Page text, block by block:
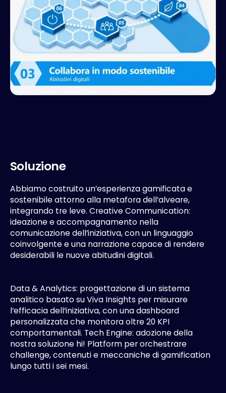
Soluzione
Abbiamo costruito un’esperienza gamificata e
sostenibile attorno alla metafora dell’alveare,
integrando tre leve. Creative Communication:
ideazione e accompagnamento nella
comunicazione dell’iniziativa, con un linguaggio
coinvolgente e una narrazione capace di rendere
desiderabili le nuove abitudini digitali.
Data & Analytics: progettazione di un sistema
analitico basato su Viva Insights per misurare
l’efficacia dell’iniziativa, con una dashboard
personalizzata che monitora oltre 20 KPI
comportamentali. Tech Engine: adozione della
nostra soluzione hi! Platform per orchestrare
challenge, contenuti e meccaniche di gamification
lungo tutti i sei mesi.